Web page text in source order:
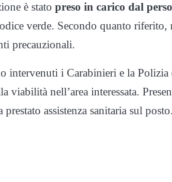
è stato preso in carico dal
verde. Secondo quanto riferito,
precauzionali.
intervenuti i Carabinieri e la Polizia
viabilità nell’area interessata.
assistenza sanitaria sul posto.